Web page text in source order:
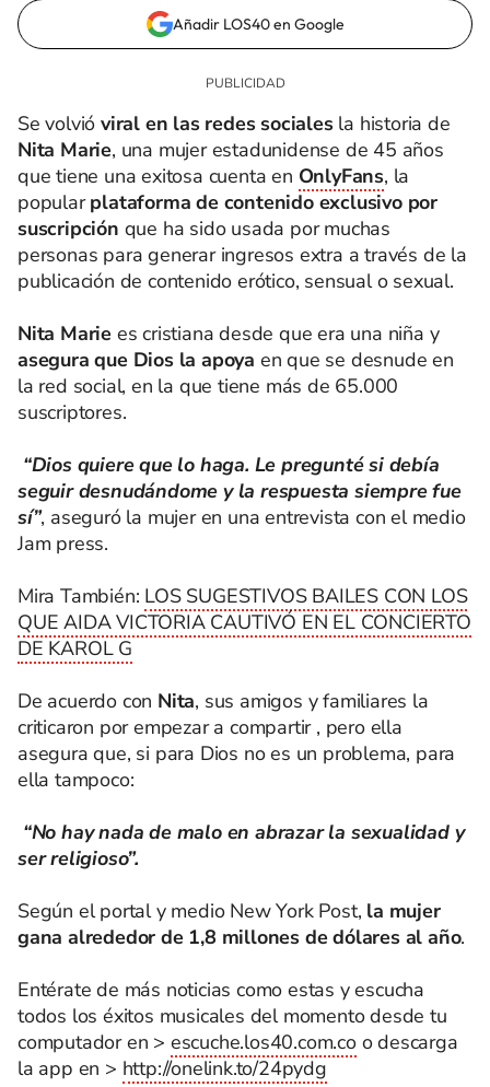
Añadir LOS40 en Google
Se volvió viral en las redes socialesla historia de
Nita Marie, una mujer estadunidense de 45 años
que tiene una exitosa cuenta en OnlyFans, la
popularplataforma de contenido exclusivo por
suscripción que ha sido usada por muchas
personas para generar ingresos extra a través de la
publicación de contenido erótico, sensual o sexual.
Nita Marie es cristiana desde que era una niña y
asegura que Dios la apoya en que se desnude en
la red social, en la que tiene más de 65.000
suscriptores.
“Dios quiere que lo haga. Le pregunté si debía
seguir desnudándome y la respuesta siempre fue
sí”, aseguró la mujer en una entrevista con el medio
Jam press.
Mira También: LOS SUGESTIVOS BAILES CON LOS
QUE AIDA VICTORIA CAUTIVÓ EN EL CONCIERTO
DE KAROL G
De acuerdo con Nita, sus amigos y familiares la
criticaron por empezar a compartir , pero ella
asegura que, si para Dios no es un problema, para
ella tampoco:
“No hay nada de malo en abrazar la sexualidad y
ser religioso”.
Según el portal y medio New York Post, la mujer
gana alrededor de 1,8 millones de dólares al año.
Entérate de más noticias como estas y escucha
todos los éxitos musicales del momento desde tu
computador en > escuche.los40.com.coo descarga
la app en > http://onelink.to/24pydg